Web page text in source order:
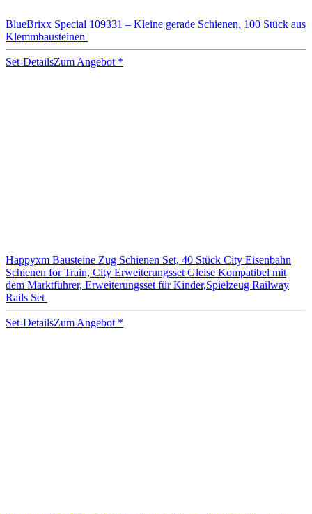
BlueBrixx Special 109331 – Kleine gerade Schienen, 100 Stück aus
Klemmbausteinen
Set-DetailsZum Angebot *
Happyxm Bausteine Zug Schienen Set, 40 Stück City Eisenbahn
Schienen for Train, City Erweiterungsset Gleise Kompatibel mit
dem Marktführer, Erweiterungsset für Kinder,Spielzeug Railway
Rails Set
Set-DetailsZum Angebot *